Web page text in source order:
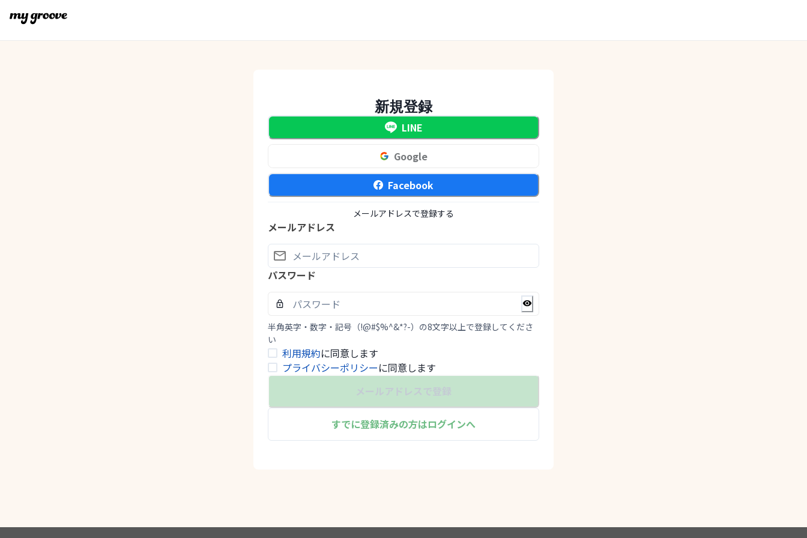
新規登録
LINE
Google
Facebook
メールアドレスで登録する
メールアドレス
パスワード
半角英字・数字・記号（!@#$%^&*?-）の8文字以上で登録してくださ
い
利用規約に同意します
プライバシーポリシーに同意します
メールアドレスで登録
すでに登録済みの方はログインへ